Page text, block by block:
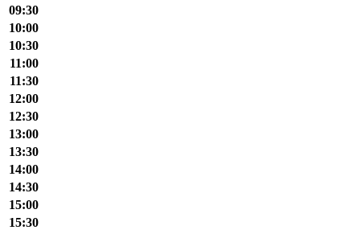
09:30
10:00
10:30
11:00
11:30
12:00
12:30
13:00
13:30
14:00
14:30
15:00
15:30